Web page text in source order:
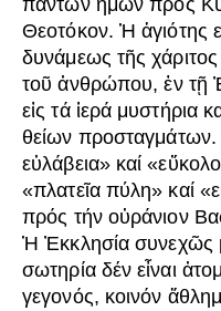
πάντων ἡμῶν πρός
Θεοτόκον. Ἡ ἁγιότης
δυνάμεως τῆς
τοῦ ἀνθρώπου, ἐν τῇ
εἰς τά ἱερά μυστήρια
θείων
εὐλάβεια» καί
«πλατεῖα πύλη» καί
πρός τήν οὐράνιον
Ἡ Ἐκκλησία συνεχῶς
σωτηρία δέν εἶναι
γεγονός, κοινόν